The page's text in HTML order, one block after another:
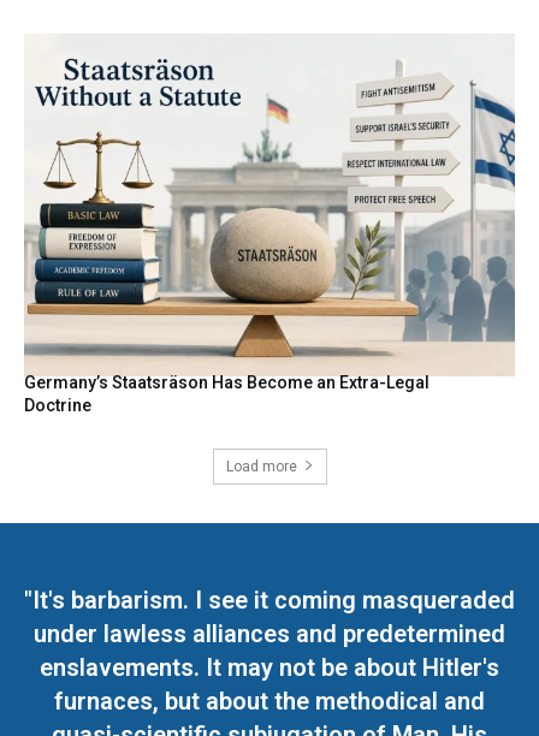
Germany’s Staatsräson Has Become an Extra-Legal
Doctrine
Load more
"It's barbarism. I see it coming masqueraded
under lawless alliances and predetermined
enslavements. It may not be about Hitler's
furnaces, but about the methodical and